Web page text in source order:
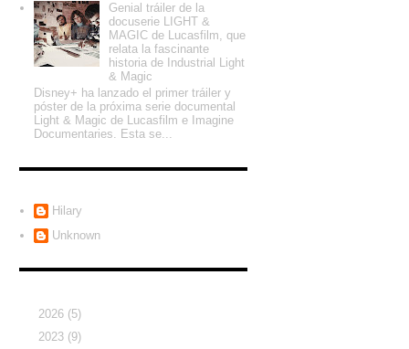
Genial tráiler de la
docuserie LIGHT &
MAGIC de Lucasfilm, que
relata la fascinante
historia de Industrial Light
& Magic
Disney+ ha lanzado el primer tráiler y
póster de la próxima serie documental
Light & Magic de Lucasfilm e Imagine
Documentaries. Esta se...
Hilary
Unknown
2026 (5)
2023 (9)